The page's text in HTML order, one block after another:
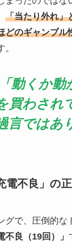
「当たり外れ」
どのギャンブル
動くか動
買わされ
言ではあ
電不良」の
グで、圧倒的な
不良（19回）」